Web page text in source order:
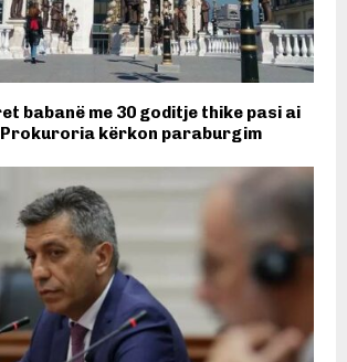
babanë me 30 goditje thike pasi ai
Prokuroria kërkon paraburgim